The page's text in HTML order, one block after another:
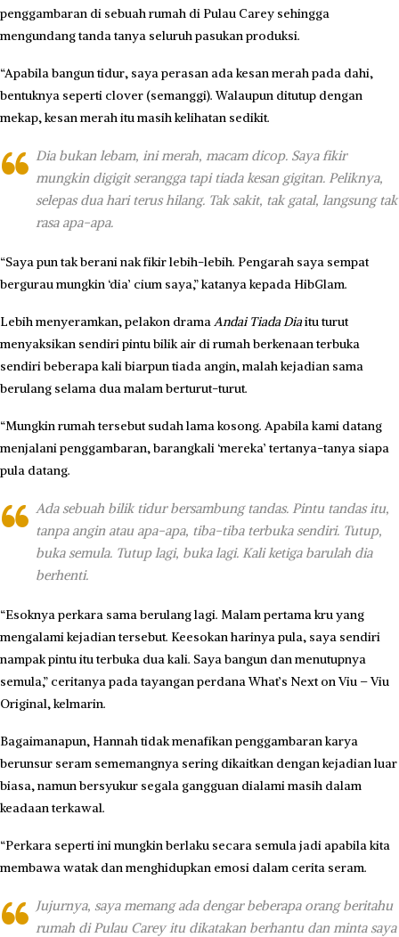
penggambaran di sebuah rumah di Pulau Carey sehingga
mengundang tanda tanya seluruh pasukan produksi.
“Apabila bangun tidur, saya perasan ada kesan merah pada dahi,
bentuknya seperti clover (semanggi). Walaupun ditutup dengan
mekap, kesan merah itu masih kelihatan sedikit.
Dia bukan lebam, ini merah, macam dicop. Saya fikir
mungkin digigit serangga tapi tiada kesan gigitan. Peliknya,
selepas dua hari terus hilang. Tak sakit, tak gatal, langsung tak
rasa apa-apa.
“Saya pun tak berani nak fikir lebih-lebih. Pengarah saya sempat
bergurau mungkin ‘dia’ cium saya,” katanya kepada HibGlam.
Lebih menyeramkan, pelakon dramaAndai Tiada Diaitu turut
menyaksikan sendiri pintu bilik air di rumah berkenaan terbuka
sendiri beberapa kali biarpun tiada angin, malah kejadian sama
berulang selama dua malam berturut-turut.
“Mungkin rumah tersebut sudah lama kosong. Apabila kami datang
menjalani penggambaran, barangkali ‘mereka’ tertanya-tanya siapa
pula datang.
Ada sebuah bilik tidur bersambung tandas. Pintu tandas itu,
tanpa angin atau apa-apa, tiba-tiba terbuka sendiri. Tutup,
buka semula. Tutup lagi, buka lagi. Kali ketiga barulah dia
berhenti.
“Esoknya perkara sama berulang lagi. Malam pertama kru yang
mengalami kejadian tersebut. Keesokan harinya pula, saya sendiri
nampak pintu itu terbuka dua kali. Saya bangun dan menutupnya
semula,” ceritanya pada tayangan perdana What’s Next on Viu – Viu
Original, kelmarin.
Bagaimanapun, Hannah tidak menafikan penggambaran karya
berunsur seram sememangnya sering dikaitkan dengan kejadian luar
biasa, namun bersyukur segala gangguan dialami masih dalam
keadaan terkawal.
“Perkara seperti ini mungkin berlaku secara semula jadi apabila kita
membawa watak dan menghidupkan emosi dalam cerita seram.
Jujurnya, saya memang ada dengar beberapa orang beritahu
rumah di Pulau Carey itu dikatakan berhantu dan minta saya